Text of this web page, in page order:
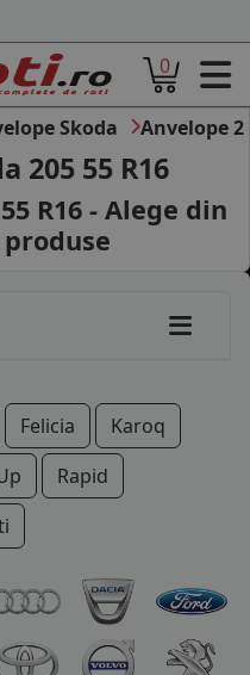
COMPANII
0
Skoda Anvelope
205 55 R16
R16 - Alege din
Felicia
Karoq
Rapid